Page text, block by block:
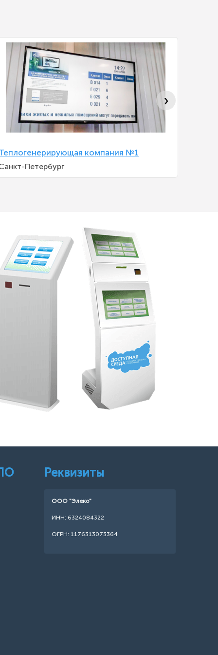
компания №1
Петербург
›
Реквизиты
ООО "Элеко"
ИНН: 6324084322
ОГРН: 1176313073364